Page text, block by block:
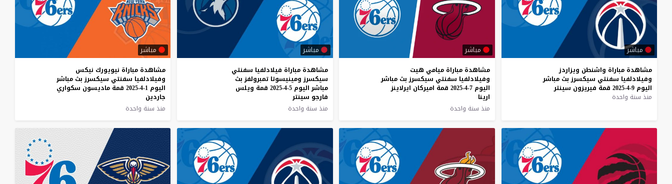
مباشر
مشاهدة مباراة واشنطن ويزاردز
وفيلادلفيا سفنتي سيكسرز بث مباشر
اليوم 9-4-2025 قمة فيريزون سينتر
منذ سنة واحدة
مباشر
مشاهدة مباراة ميامي هيت
وفيلادلفيا سفنتي سيكسرز بث مباشر
اليوم 7-4-2025 قمة اميركان ايرلاينز
ارينا
منذ سنة واحدة
مباشر
مشاهدة مباراة فيلادلفيا سفنتي
سيكسرز ومينيسوتا تمبرولفز بث
مباشر اليوم 5-4-2025 قمة ويلس
فارجو سينتر
منذ سنة واحدة
مباشر
مشاهدة مباراة نيويورك نيكس
وفيلادلفيا سفنتي سيكسرز بث مباشر
اليوم 1-4-2025 قمة ماديسون سكواري
جاردين
منذ سنة واحدة